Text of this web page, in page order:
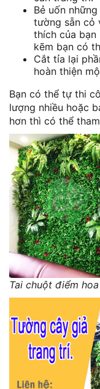
Bẻ uốn
tường sẵn cỏ
thích của
kẽm bạn có
Cắt tỉa lại
hoàn thiện
Bạn có thể tự thi
lượng nhiều hoặc
hơn thì có thể
Tai chuột điểm